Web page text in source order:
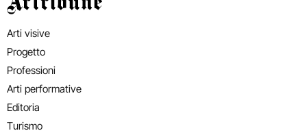
Arti visive
Progetto
Professioni
Arti performative
Editoria
Turismo